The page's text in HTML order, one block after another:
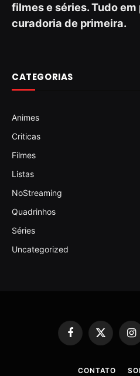
filmes e séries. Tudo
curadoria de primeira.
CATEGORIAS
Animes
Criticas
Filmes
Listas
NoStreaming
Quadrinhos
Séries
Uncategorized
Facebook
X
(Twitter)
CONTATO